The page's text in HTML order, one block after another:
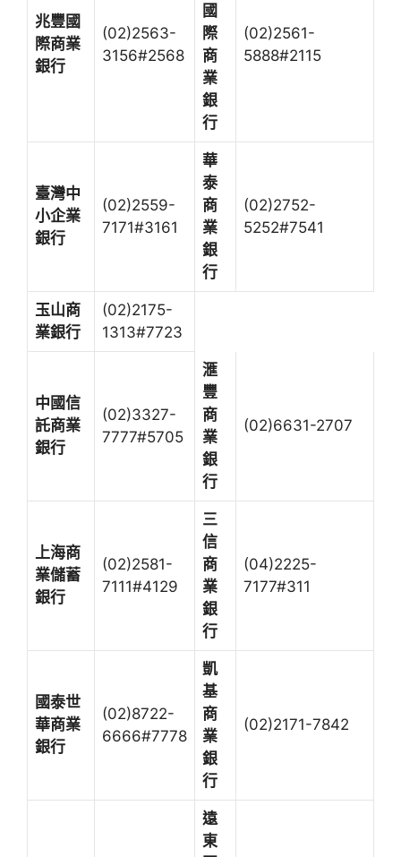
兆豐國
際商業
銀行
(02)2563-
3156#2568
國
際
商
業
銀
行
(02)2561-
5888#2115
臺灣中
小企業
銀行
(02)2559-
7171#3161
華
泰
商
業
銀
行
(02)2752-
5252#7541
玉山商
業銀行
(02)2175-
1313#7723
中國信
託商業
銀行
(02)3327-
7777#5705
滙
豐
商
業
銀
行
(02)6631-2707
上海商
業儲蓄
銀行
(02)2581-
7111#4129
三
信
商
業
銀
行
(04)2225-
7177#311
國泰世
華商業
銀行
(02)8722-
6666#7778
凱
基
商
業
銀
行
(02)2171-7842
遠
東